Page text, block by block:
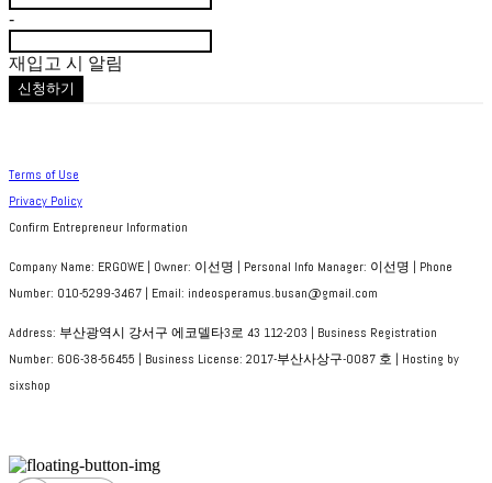
-
재입고 시 알림
신청하기
Terms of Use
Privacy Policy
Confirm Entrepreneur Information
Company Name: ERGOWE | Owner: 이선명 | Personal Info Manager: 이선명 | Phone
Number: 010-5299-3467 | Email: indeosperamus.busan@gmail.com
Address: 부산광역시 강서구 에코델타3로 43 112-203 | Business Registration
Number: 606-38-56455 | Business License: 2017-부산사상구-0087 호 | Hosting by
sixshop